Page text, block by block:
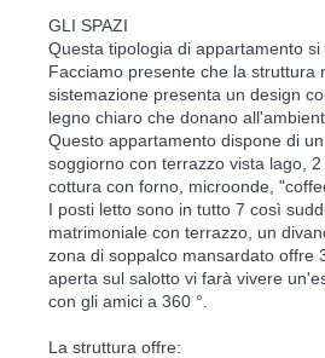
GLI SPAZI
Questa tipologia di appartamento si
Facciamo presente che la struttura
sistemazione presenta un design
legno chiaro che donano
Questo appartamento dispone di
soggiorno con terrazzo vista lago,
cottura con forno, microonde,
I posti letto sono in tutto 7 così
matrimoniale con terrazzo, un
zona di soppalco mansardato offre
aperta sul salotto vi farà vivere
con gli amici a 360 °.
La struttura offre: